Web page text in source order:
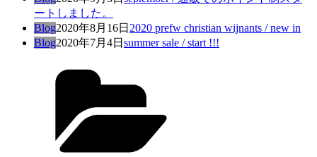
ートしました。
Blog2020年8月16日 2020 prefw christian wijnants / new in
Blog2020年7月4日 summer sale / start !!!